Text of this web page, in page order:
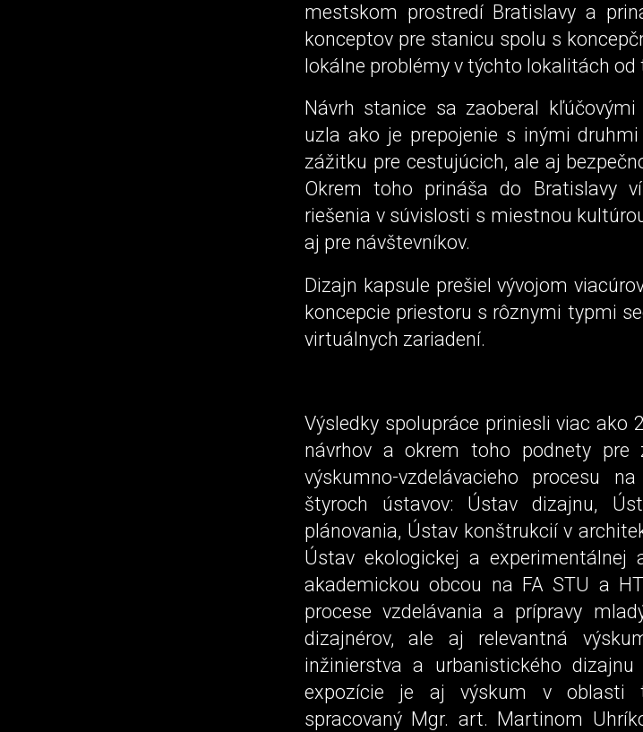
mestskom prostredí Bratislavy a
konceptov pre stanicu spolu s
lokálne problémy v týchto lokalitách od
Návrh stanice sa zaoberal
uzla ako je prepojenie s inými
zážitku pre cestujúcich, ale aj
Okrem toho prináša do Bratislavy
riešenia v súvislosti s miestnou
aj pre návštevníkov.
Dizajn kapsule prešiel vývojom
koncepcie priestoru s rôznymi typmi
virtuálnych zariadení.
Výsledky spolupráce priniesli viac ako
návrhov a okrem toho podnety pre
výskumno-vzdelávacieho procesu
štyroch ústavov: Ústav dizajnu,
plánovania, Ústav konštrukcií v
Ústav ekologickej a experimentálnej
akademickou obcou na FA STU a
procese vzdelávania a prípravy
dizajnérov, ale aj relevantná
inžinierstva a urbanistického
expozície je aj výskum v oblasti
spracovaný Mgr. art. Martinom